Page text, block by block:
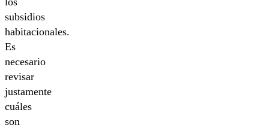
subsidios
habitacionales.
Es
necesario
revisar
justamente
cuáles
son